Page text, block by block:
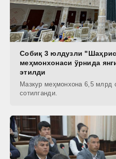
Собиқ 3 юлдузли
меҳмонхонаси ўрнида
этилди
Мазкур меҳмонхона 6,5 млрд
сотилганди.